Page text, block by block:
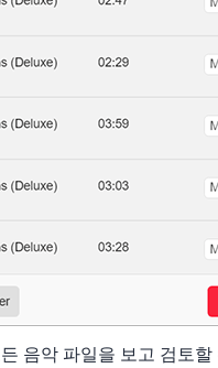
음악 파일을 보고 검토할